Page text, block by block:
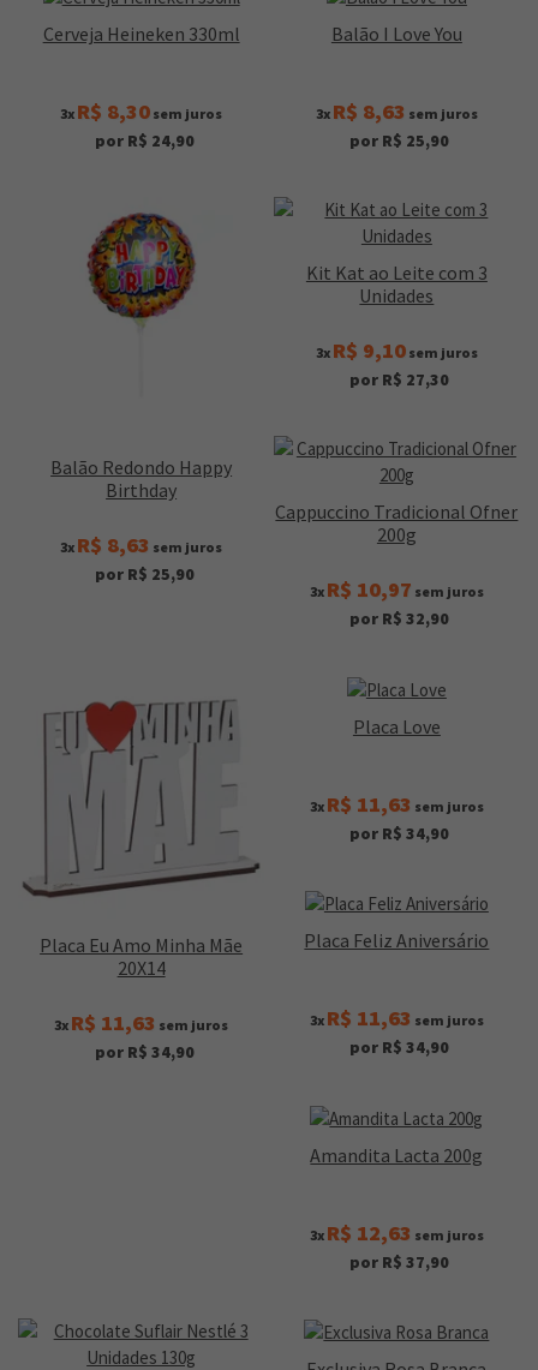
Cerveja Heineken 330ml
3x R$ 8,30 sem juros
por R$ 24,90
Balão I Love You
3x R$ 8,63 sem juros
por R$ 25,90
Balão Redondo Happy
Birthday
3x R$ 8,63 sem juros
por R$ 25,90
Kit Kat ao Leite com 3
Unidades
3x R$ 9,10sem juros
por R$ 27,30
Cappuccino Tradicional Ofner
200g
3x R$ 10,97 sem juros
por R$ 32,90
Placa Eu Amo Minha Mãe
20X14
3x R$ 11,63 sem juros
por R$ 34,90
Placa Love
3x R$ 11,63 sem juros
por R$ 34,90
Placa Feliz Aniversário
3x R$ 11,63 sem juros
por R$ 34,90
Amandita Lacta 200g
3x R$ 12,63 sem juros
por R$ 37,90